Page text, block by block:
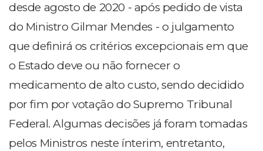
desde agosto de 2020 - após pedido de vista
do Ministro Gilmar Mendes - o julgamento
que definirá os critérios excepcionais em que
o Estado deve ou não fornecer o
medicamento de alto custo, sendo decidido
por fim por votação do Supremo Tribunal
Federal. Algumas decisões já foram tomadas
pelos Ministros neste ínterim, entretanto,